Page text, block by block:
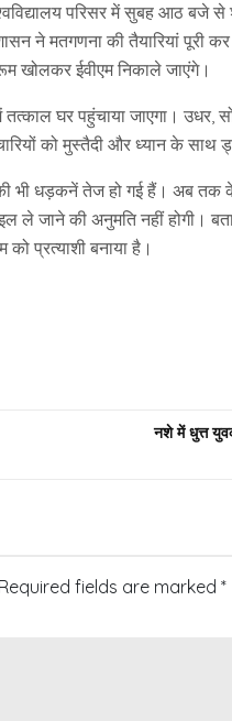
परिसर में सुबह आठ बजे से
ने मतगणना की तैयारियां पूरी
खोलकर ईवीएम निकाले जाएंगे।
घर पहुंचाया जाएगा। उधर,
को मुस्तैदी और ध्यान के साथ
भी धड़कनें तेज हो गई हैं। अब
ले जाने की अनुमति नहीं होगी।
प्रत्याशी बनाया है।
नशे में धुत्त
Required fields are marked *